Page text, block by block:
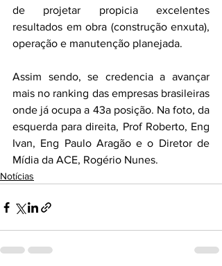
de projetar propicia excelentes
resultados em obra (construção enxuta),
operação e manutenção planejada.
Assim sendo, se credencia a avançar
mais no ranking das empresas brasileiras
onde já ocupa a 43a posição. Na foto, da
esquerda para direita, Prof Roberto, Eng
Ivan, Eng Paulo Aragão e o Diretor de
Mídia da ACE, Rogério Nunes.
Notícias